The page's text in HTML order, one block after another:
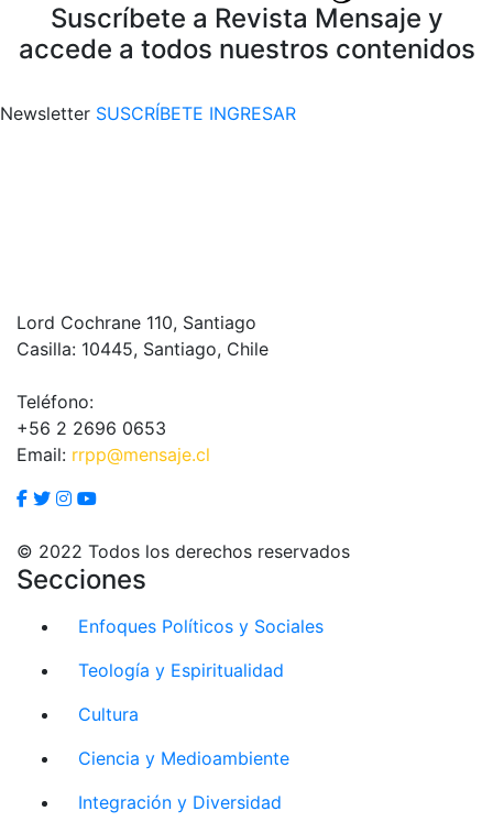
Suscríbete a Revista Mensaje y
accede a todos nuestros contenidos
Newsletter SUSCRÍBETE INGRESAR
Lord Cochrane 110, Santiago
Casilla: 10445, Santiago, Chile
Teléfono:
+56 2 2696 0653
Email: rrpp@mensaje.cl
© 2022 Todos los derechos reservados
Secciones
Enfoques Políticos y Sociales
Teología y Espiritualidad
Cultura
Ciencia y Medioambiente
Integración y Diversidad